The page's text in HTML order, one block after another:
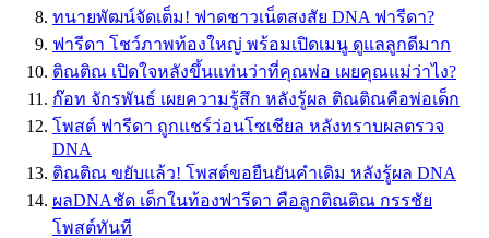
ทนายพัฒน์จัดเต็ม! ฟาดชาวเน็ตสงสัย DNA ฟารีดา?
ฟารีดา โชว์ภาพท้องใหญ่ พร้อมเปิดเมนู ดูแลลูกดีมาก
ติณติณ เปิดใจหลังขึ้นแท่นว่าที่คุณพ่อ เผยคุณแม่ว่าไง?
ก๊อท จักรพันธ์ เผยความรู้สึก หลังรู้ผล ติณติณคือพ่อเด็ก
โพสต์ ฟารีดา ถูกแชร์ว่อนโซเชียล หลังทราบผลตรวจ
DNA
ติณติณ ขยับแล้ว! โพสต์ขอยืนยันคำเดิม หลังรู้ผล DNA
ผลDNAชัด เด็กในท้องฟารีดา คือลูกติณติณ กรรชัย
โพสต์ทันที